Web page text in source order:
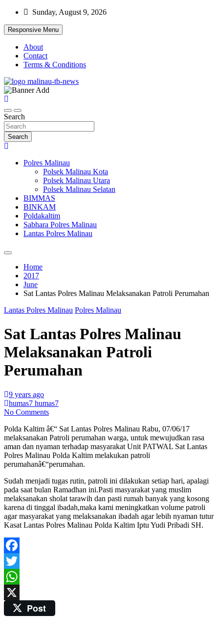
Skip
content
Sunday, August 9, 2026
Responsive Menu
About
Contact
Terms & Conditions
Pelangiresmalinau.com
Beranda Warta Bhayangkara
Search
Search
Polres Malinau
Polsek Malinau Kota
Polsek Malinau Utara
Polsek Malinau Selatan
BIMMAS
BINKAM
Poldakaltim
Sabhara Polres Malinau
Lantas Polres Malinau
Home
2017
June
Sat Lantas Polres Malinau Melaksanakan Patroli Perumahan
Lantas Polres Malinau Polres Malinau
Sat Lantas Polres Malinau
Melaksanakan Patroli
Perumahan
9 years ago
humas7 humas7
No Comments
Polda Kaltim â€“ Sat Lantas Polres Malinau Rabu, 07/06/17
melaksanakan Patroli perumahan warga, untuk mewujudkan rasa
aman dan nyaman terhadap masyarakat Unit PATWAL Sat Lantas
Polres Malinau Polda Kaltim melakukan patroli
perumahanâ€“perumahan.
Sudah menjadi tugas rutin, patroli ini dilakukan setiap hari, apalagi
pada saat bulan Ramadhan ini.Pasti masyarakat yang muslim
melaksanakan sholat tarawih dan pasti rumah banyak yang kosong
karena di tinggal ibadah,maka kami meningkatkan volume patroli
agar masyarakat yang melaksanakan ibadah agar lebih nyaman tutur
Kasat Lantas Polres Malinau Polda Kaltim Iptu Yudi Pribadi SH.
Facebook
Twitter
WhatsApp
Post